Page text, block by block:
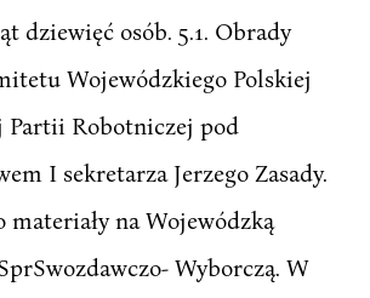
dziewięć osób. 5.1. Obrady
Wojewódzkiego Polskiej
Partii Robotniczej pod
I sekretarza Jerzego Zasady.
materiały na Wojewódzką
Wyborczą. W